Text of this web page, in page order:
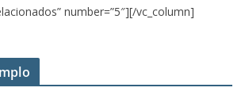
number=”5″][/vc_column]